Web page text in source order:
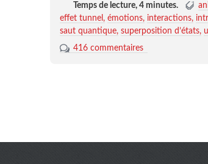
Temps de lecture, 4 minutes.
effet tunnel
émotions interactions
saut quantique superposition d’états
416 commentaires